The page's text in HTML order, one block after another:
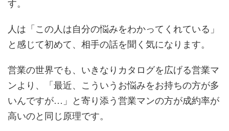
す。
人は「この人は自分の悩みをわかってくれている」
と感じて初めて、相手の話を聞く気になります。
営業の世界でも、いきなりカタログを広げる営業マ
ンより、「最近、こういうお悩みをお持ちの方が多
いんですが…」と寄り添う営業マンの方が成約率が
高いのと同じ原理です。